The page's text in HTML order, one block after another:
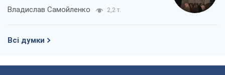
Владислав Самойленко 2,2 т.
Всі думки